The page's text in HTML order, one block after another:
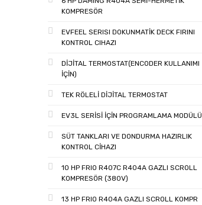
KOMPRESÖR
EVFEEL SERISI DOKUNMATİK DECK FIRINI
KONTROL CIHAZI
DİJİTAL TERMOSTAT(ENCODER KULLANIMI
İÇİN)
TEK RÖLELİ DİJİTAL TERMOSTAT
EV3L SERİSİ İÇİN PROGRAMLAMA MODÜLÜ
SÜT TANKLARI VE DONDURMA HAZIRLIK
KONTROL CİHAZI
10 HP FRIO R407C R404A GAZLI SCROLL
KOMPRESÖR (380V)
13 HP FRIO R404A GAZLI SCROLL KOMPR